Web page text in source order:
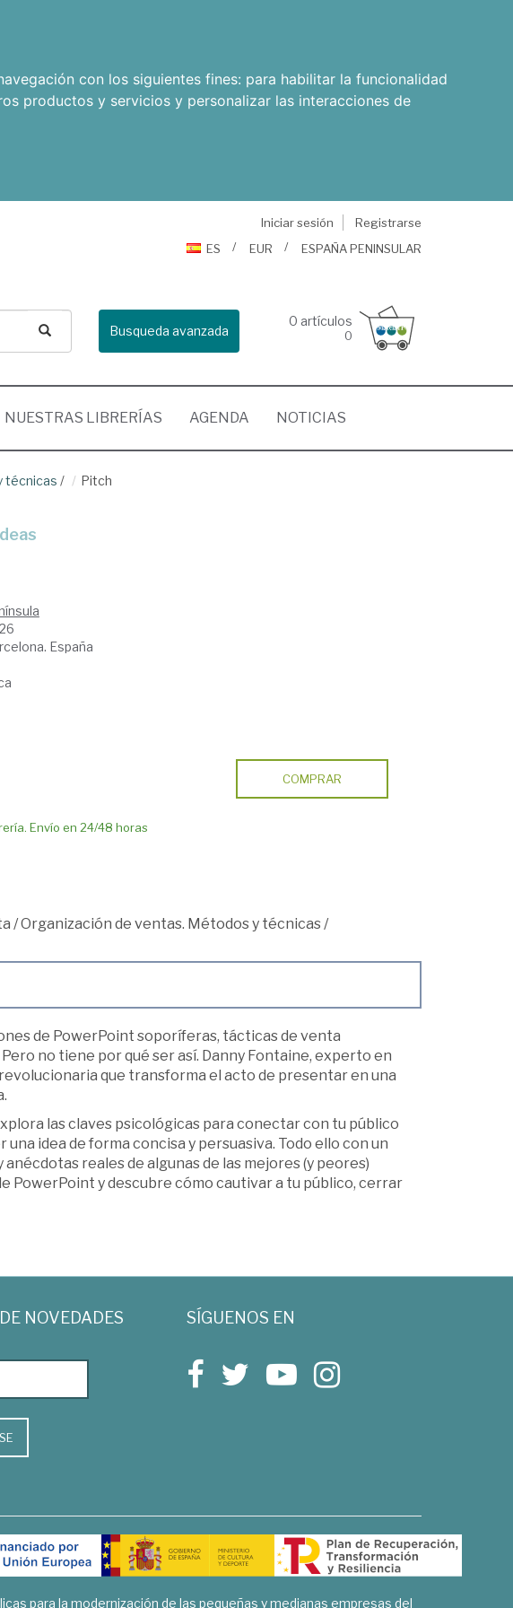
con los siguientes fines: para habilitar la funcionalidad
productos y servicios y personalizar las interacciones de
Iniciar sesión
Registrarse
ES
EUR ESPAÑA PENINSULAR
Busqueda avanzada
0 artículos
0
NUESTRAS LIBRERÍAS AGENDA NOTICIAS
técnicas / Pitch
España
Envío en 24/48 horas
COMPRAR
/Organización de ventas. Métodos y técnicas/
de PowerPoint soporíferas, tácticas de venta
no tiene por qué ser así. Danny Fontaine, experto en
que transforma el acto de presentar en una
las claves psicológicas para conectar con tu público
idea de forma concisa y persuasiva. Todo ello con un
reales de algunas de las mejores (y peores)
PowerPoint y descubre cómo cautivar a tu público, cerrar
NOVEDADES SÍGUENOS EN
para la modernización de las pequeñas y medianas empresas del